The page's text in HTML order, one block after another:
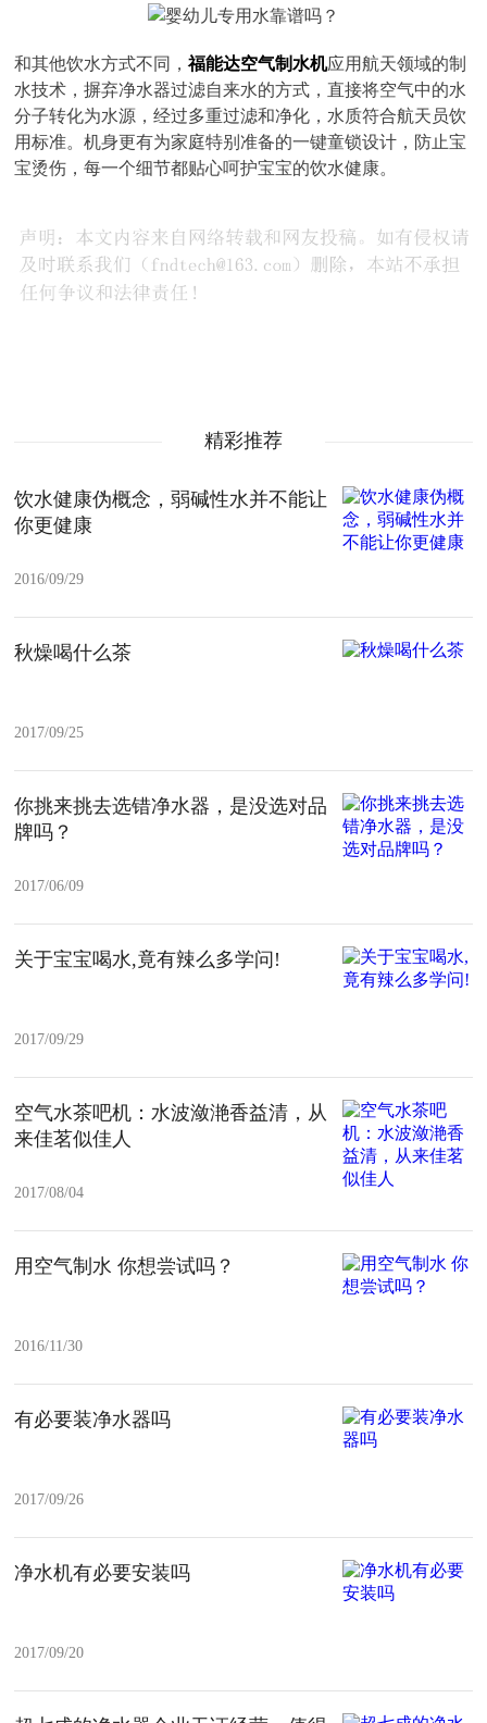
和其他饮水方式不同，福能达空气制水机应用航天领域的制
水技术，摒弃净水器过滤自来水的方式，直接将空气中的水
分子转化为水源，经过多重过滤和净化，水质符合航天员饮
用标准。机身更有为家庭特别准备的一键童锁设计，防止宝
宝烫伤，每一个细节都贴心呵护宝宝的饮水健康。
精彩推荐
饮水健康伪概念，弱碱性水并不能让
你更健康
2016/09/29
秋燥喝什么茶
2017/09/25
你挑来挑去选错净水器，是没选对品
牌吗？
2017/06/09
关于宝宝喝水,竟有辣么多学问!
2017/09/29
空气水茶吧机：水波潋滟香益清，从
来佳茗似佳人
2017/08/04
用空气制水 你想尝试吗？
2016/11/30
有必要装净水器吗
2017/09/26
净水机有必要安装吗
2017/09/20